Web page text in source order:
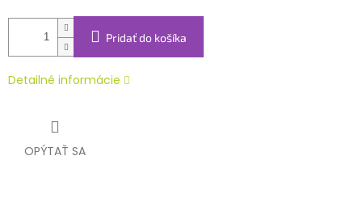
Pridať do košíka
Detailné informácie
OPÝTAŤ SA